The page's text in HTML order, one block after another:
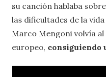
su canción hablaba
las dificultades de la
Marco Mengoni volvía al
europeo, consiguiendo